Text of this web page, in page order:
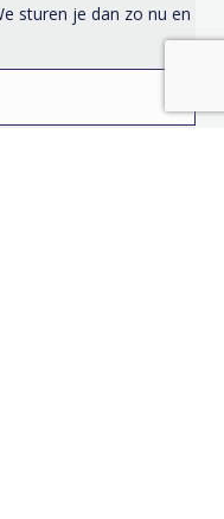
sturen je dan zo nu en